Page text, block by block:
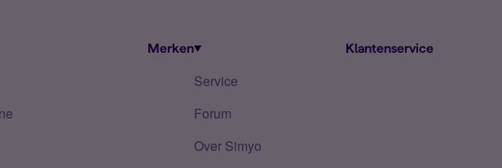
Merken Klantenservice
Service
Forum
Over Simyo